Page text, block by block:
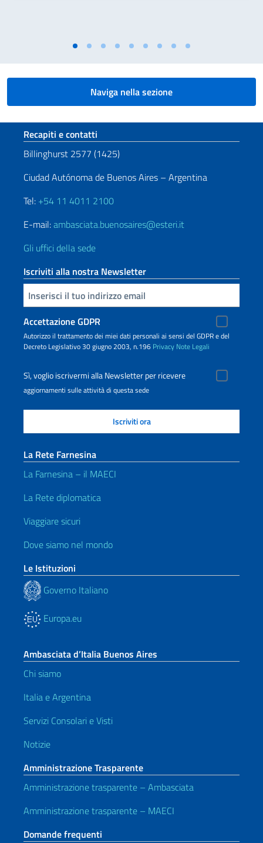
Naviga nella sezione
Sezione footer
Recapiti e contatti
Billinghurst 2577 (1425)
Ciudad Autónoma de Buenos Aires – Argentina
Tel: +54 11 4011 2100
E-mail:ambasciata.buenosaires@esteri.it
Gli uffici della sede
Iscriviti alla nostra Newsletter
Inserisci la tua email
Accettazione GDPR
Autorizzo il trattamento dei miei dati personali ai sensi del GDPR e del
Decreto Legislativo 30 giugno 2003, n.196 Privacy Note Legali
Sì, voglio iscrivermi alla Newsletter per ricevere
aggiornamenti sulle attività di questa sede
La Rete Farnesina
La Farnesina – il MAECI
La Rete diplomatica
Viaggiare sicuri
Dove siamo nel mondo
Le Istituzioni
Governo Italiano
Europa.eu
Ambasciata d’Italia Buenos Aires
Chi siamo
Italia e Argentina
Servizi Consolari e Visti
Notizie
Amministrazione Trasparente
Amministrazione trasparente – Ambasciata
Amministrazione trasparente – MAECI
Domande frequenti